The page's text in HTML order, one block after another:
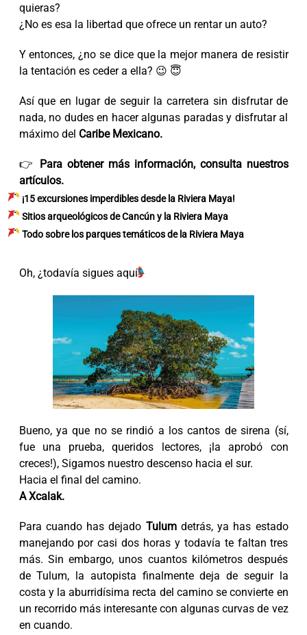
quieras?
¿No es esa la libertad que ofrece un rentar un auto?
Y entonces, ¿no se dice que la mejor manera de resistir
la tentación es ceder a ella? 😉 😇
Así que en lugar de seguir la carretera sin disfrutar de
nada, no dudes en hacer algunas paradas y disfrutar al
máximo del Caribe Mexicano.
👉 Para obtener más información, consulta nuestros
artículos.
¡15 excursiones imperdibles desde la Riviera Maya!
Sitios arqueológicos de Cancún y la Riviera Maya
Todo sobre los parques temáticos de la Riviera Maya
Oh, ¿todavía sigues aquí?
Bueno, ya que no se rindió a los cantos de sirena (sí,
fue una prueba, queridos lectores, ¡la aprobó con
creces!), Sigamos nuestro descenso hacia el sur.
Hacia el final del camino.
A Xcalak.
Para cuando has dejado Tulumdetrás, ya has estado
manejando por casi dos horas y todavía te faltan tres
más. Sin embargo, unos cuantos kilómetros después
de Tulum, la autopista finalmente deja de seguir la
costa y la aburridísima recta del camino se convierte en
un recorrido más interesante con algunas curvas de vez
en cuando.